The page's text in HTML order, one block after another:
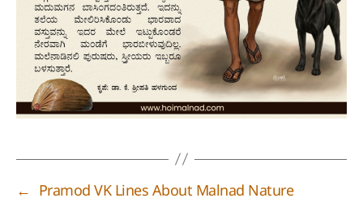
← Pramod VK Lines About Malnad Nature